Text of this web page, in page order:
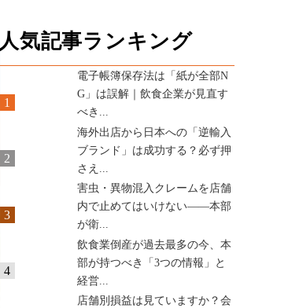
人気記事ランキング
1
電子帳簿保存法は「紙が全部N
G」は誤解｜飲食企業が見直す
べき...
2
海外出店から日本への「逆輸入
ブランド」は成功する？必ず押
さえ...
3
害虫・異物混入クレームを店舗
内で止めてはいけない——本部
が衛...
4
飲食業倒産が過去最多の今、本
部が持つべき「3つの情報」と
経営...
店舗別損益は見ていますか？会